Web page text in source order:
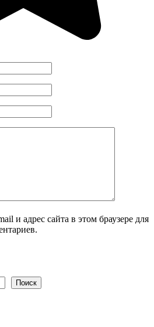
и адрес сайта в этом браузере для
Поиск